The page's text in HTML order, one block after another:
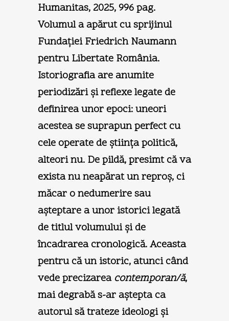
Humanitas, 2025, 996 pag.
Volumul a apărut cu sprijinul
Fundaţiei Friedrich Naumann
pentru Libertate România.
Istoriografia are anumite
periodizări şi reflexe legate de
definirea unor epoci: uneori
acestea se suprapun perfect cu
cele operate de ştiinţa politică,
alteori nu. De pildă, presimt că va
exista nu neapărat un reproş, ci
măcar o nedumerire sau
aşteptare a unor istorici legată
de titlul volumului şi de
încadrarea cronologică. Aceasta
pentru că un istoric, atunci când
vede precizarea contemporan/ă,
mai degrabă s-ar aştepta ca
autorul să trateze ideologi şi